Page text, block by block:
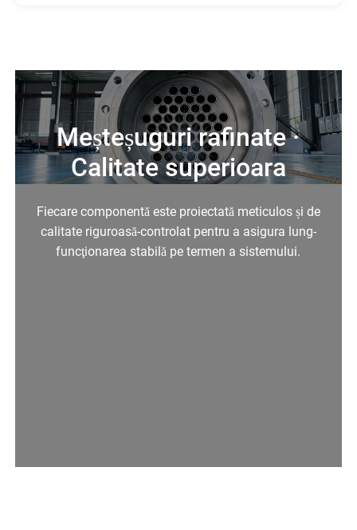
Meșteșuguri rafinate ·
Calitate superioara
Fiecare componentă este proiectată meticulos și de
calitate riguroasă-controlat pentru a asigura lung-
funcţionarea stabilă pe termen a sistemului.